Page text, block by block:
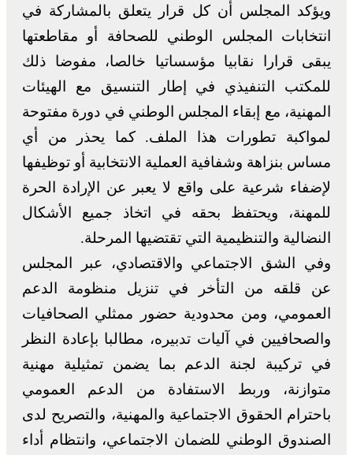
ويؤكد المجلس أن كل قرار يتعلق بالمشاركة في
انتخابات المجلس الوطني للصحافة أو مقاطعتها
يبقى قرارا نقابيا مؤسساتيا خالصا، مفوضا ذلك
للمكتب التنفيذي في إطار التنسيق مع الهيئات
المهنية، مع إبقاء المجلس الوطني في دورة مفتوحة
لمواكبة تطورات هذا الملف. كما يحذر من أي
مساس بنزاهة وشفافية العملية الانتخابية أو توظيفها
لإضفاء شرعية على واقع لا يعبر عن الإرادة الحرة
للمهنة، ويحتفظ بحقه في اتخاذ جميع الأشكال
النضالية والتنظيمية التي تقتضيها المرحلة.
وفي الشق الاجتماعي والاقتصادي، عبر المجلس
عن قلقه من التأخر في تنزيل منظومة الدعم
العمومي، ومن محدودية حضور ممثلي الصحافيات
والصحافيين في آليات تدبيره، مطالبا بإعادة النظر
في تركيبة لجنة الدعم بما يضمن تمثيلية مهنية
متوازنة، وربط الاستفادة من الدعم العمومي
باحترام الحقوق الاجتماعية والمهنية، والتصريح لدى
الصندوق الوطني للضمان الاجتماعي، وانتظام أداء